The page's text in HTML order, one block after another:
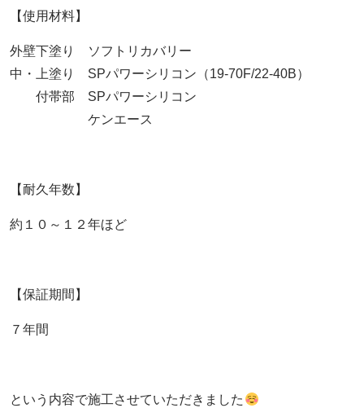
【使用材料】
外壁下塗り ソフトリカバリー
中・上塗り SPパワーシリコン（19-70F/22-40B）
付帯部 SPパワーシリコン
ケンエース
【耐久年数】
約１０～１２年ほど
【保証期間】
７年間
という内容で施工させていただきました